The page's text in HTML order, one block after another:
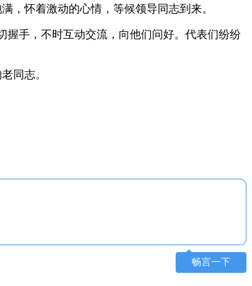
怀着激动的心情，等候领导同志到来。
手，不时互动交流，向他们问好。代表们纷纷
同志。
畅言一下